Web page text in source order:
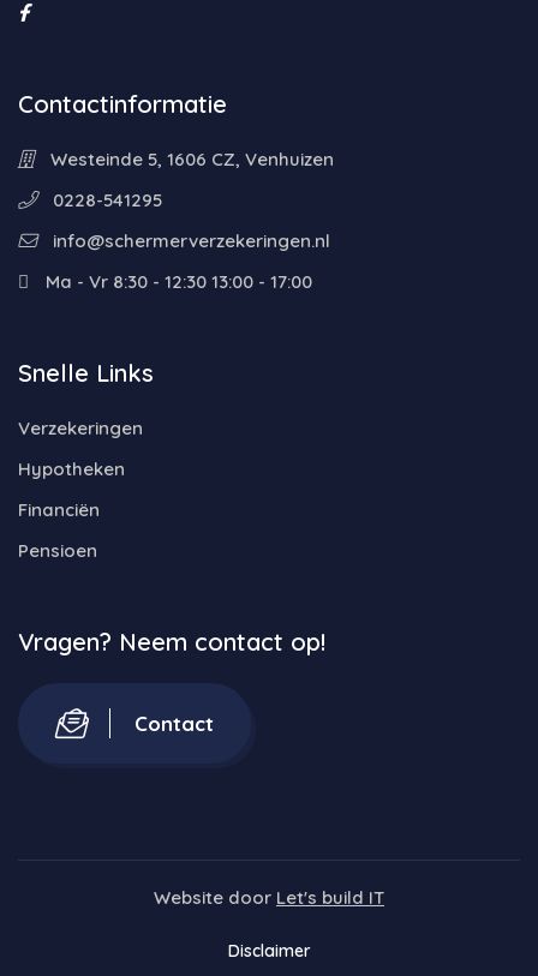
Contactinformatie
Westeinde 5, 1606 CZ, Venhuizen
0228-541295
info@schermerverzekeringen.nl
Ma - Vr 8:30 - 12:30 13:00 - 17:00
Snelle Links
Verzekeringen
Hypotheken
Financiën
Pensioen
Vragen? Neem contact op!
Contact
Website door Let's build IT
Disclaimer